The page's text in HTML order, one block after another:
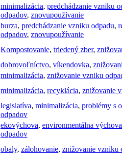
minimalizácia, predchádzanie vzniku
odpadov, znovupoužívanie
burza, predchádzanie vzniku odpadu,
odpadov, znovupoužívanie
Kompostovanie, triedený zber,
dobrovoľníctvo, víkendovka,
minimalizácia, znižovanie vzniku
minimalizácia, recyklácia, znižovanie
legislatíva, minimalizácia, problémy s
odpadov
ekovýchova, environmentálna výchova
odpadov
obaly, zálohovanie, znižovanie vzniku